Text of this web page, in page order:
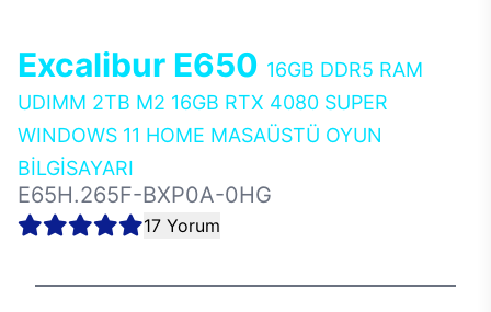
Excalibur E650 16GB DDR5 RAM
UDIMM 2TB M2 16GB RTX 4080 SUPER
WINDOWS 11 HOME MASAÜSTÜ OYUN
BİLGİSAYARI
E65H.265F-BXP0A-0HG
17 Yorum